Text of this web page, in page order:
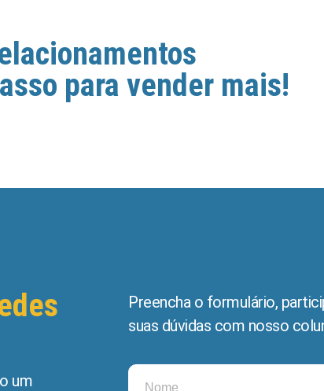
para vender mais!
um
Preencha o formulário,
suas dúvidas com nosso